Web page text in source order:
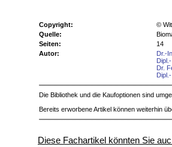
Copyright:
©
Quelle:
Seiten:
14
Autor:
Dr.-
Dr.
Die Bibliothek und die Kaufoptionen sind
Bereits erworbene Artikel können weiterhin
Diese Fachartikel könnten Sie